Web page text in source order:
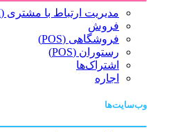
مدیریت ارتباط با مشتری (CRM)
فروش
فروشگاهی (POS)
رستوران (POS)
اشتراک‌ها
اجاره
وب‌سایت‌ها